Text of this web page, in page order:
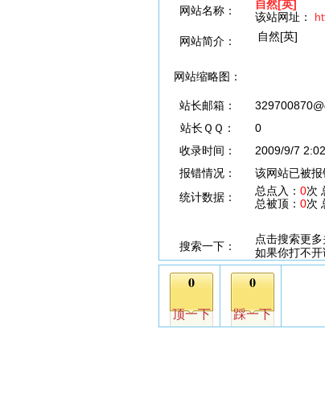
网站名称：
自然[英]
该站网址：
网站简介：
自然[英]
网站缩略图：
站长邮箱：
站长ＱＱ：
0
收录时间：
2009/9/7
报错情况：
该网站已被报
统计数据：
总点入： 0次
总被顶： 0次
搜索一下：
点击搜索更
如果你打不开